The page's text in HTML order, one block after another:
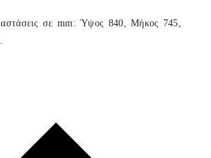
σε mm: Ύψος 840, Μήκος 745,